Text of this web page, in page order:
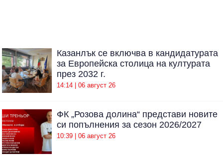
Казанлък се включва в кандидатурата
за Европейска столица на културата
през 2032 г.
14:14 | 06 август 26
ФК „Розова долина“ представи новите
си попълнения за сезон 2026/2027
10:39 | 06 август 26